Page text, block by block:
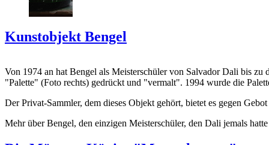
Kunstobjekt Bengel
Von 1974 an hat Bengel als Meisterschüler von Salvador Dali bis
"Palette" (Foto rechts) gedrückt und "vermalt". 1994 wurde die
Der Privat-Sammler, dem dieses Objekt gehört, bietet es gegen
Mehr über Bengel, den einzigen Meisterschüler, den Dali jemals hatte